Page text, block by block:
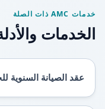
خدمات AMC ذات الصلة
الخدمات
عقد الصيانة السنوية